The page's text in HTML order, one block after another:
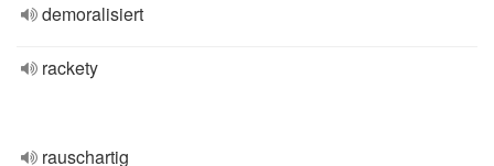
demoralisiert
rackety
rauschartig